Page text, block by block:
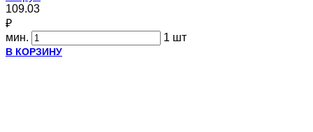
109.03
₽
мин.
1 шт
В КОРЗИНУ